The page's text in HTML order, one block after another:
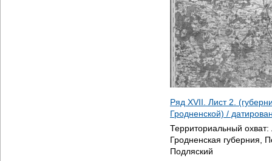
Ряд XVII. Лист 2.
Гродненской) /
Территориальный охват:
Гродненская губерния,
Подляский